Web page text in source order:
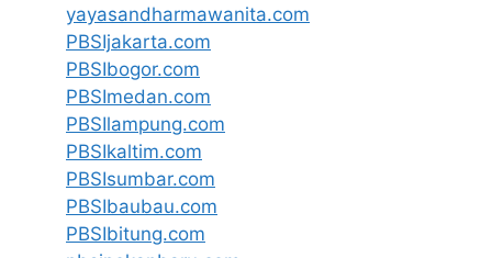
yayasandharmawanita.com
PBSIjakarta.com
PBSIbogor.com
PBSImedan.com
PBSIlampung.com
PBSIkaltim.com
PBSIsumbar.com
PBSIbaubau.com
PBSIbitung.com